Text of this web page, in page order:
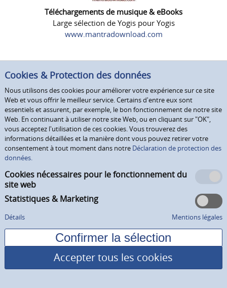
Téléchargements de musique & eBooks
Large sélection de Yogis pour Yogis
www.mantradownload.com
Cookies & Protection des données
Nous utilisons des cookies pour améliorer votre expérience sur ce site
Web et vous offrir le meilleur service. Certains d'entre eux sont
essentiels et assurent, par exemple, le bon fonctionnement de notre site
Web. En continuant à utiliser notre site Web, ou en cliquant sur "OK",
vous acceptez l'utilisation de ces cookies. Vous trouverez des
informations détaillées et la manière dont vous pouvez retirer votre
consentement à tout moment dans notre Déclaration de protection des
données.
Cookies nécessaires pour le fonctionnement du
site web
Statistiques & Marketing
Détails Mentions légales
Accepter tous les cookies